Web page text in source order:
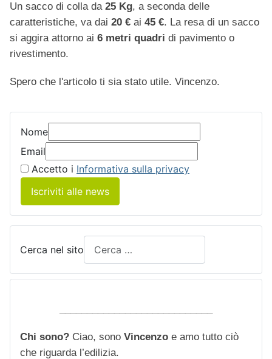
Un sacco di colla da25 Kg, a seconda delle
caratteristiche, va dai 20 € ai 45 €. La resa di un sacco
si aggira attorno ai 6 metri quadri di pavimento o
rivestimento.
Spero che l'articolo ti sia stato utile. Vincenzo.
Nome
Email
Accetto i Informativa sulla privacy
Iscriviti alle news
Cerca nel sito
Chi sono? Ciao, sono Vincenzo e amo tutto ciò
che riguarda l’edilizia.